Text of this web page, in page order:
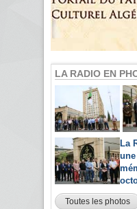
LA RADIO EN
La
Toutes les photos